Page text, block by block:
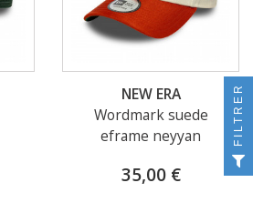
NEW ERA
Wordmark suede
eframe neyyan
35,00 €
FILTRER